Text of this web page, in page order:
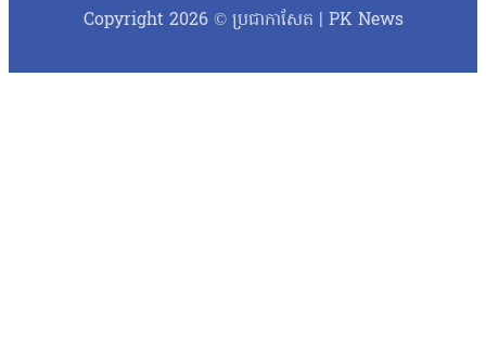
Copyright 2026 © ប្រជាកាសែត | PK News